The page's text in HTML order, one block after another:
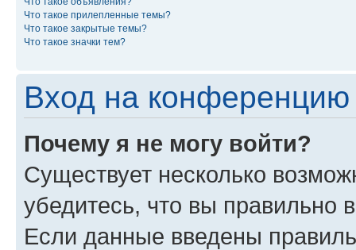
Что такое прилепленные темы?
Что такое закрытые темы?
Что такое значки тем?
Вход на конференцию
Почему я не могу войти?
Существует несколько
убедитесь, что вы правильно
Если данные введены